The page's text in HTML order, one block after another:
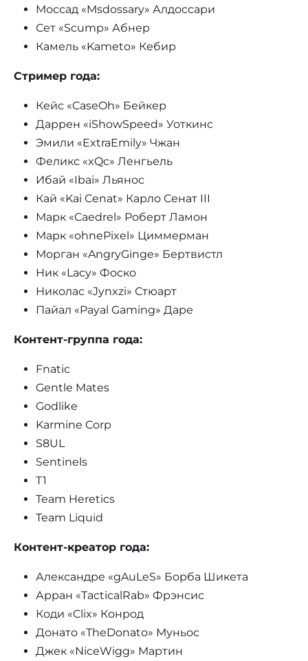
Моссад «Msdossary» Алдоссари
Сет «Scump» Абнер
Камель «Kameto» Кебир
Стример года:
Кейс «CaseOh» Бейкер
Даррен «iShowSpeed» Уоткинс
Эмили «ExtraEmily» Чжан
Феликс «xQc» Ленгьель
Ибай «Ibai» Льянос
Кай «Kai Cenat» Карло Сенат III
Марк «Caedrel» Роберт Ламон
Марк «ohnePixel» Циммерман
Морган «AngryGinge» Бертвистл
Ник «Lacy» Фоско
Николас «Jynxzi» Стюарт
Пайал «Payal Gaming» Даре
Контент-группа года:
Fnatic
Gentle Mates
Godlike
Karmine Corp
S8UL
Sentinels
T1
Team Heretics
Team Liquid
Контент-креатор года:
Александре «gAuLeS» Борба Шикета
Арран «TacticalRab» Фрэнсис
Коди «Clix» Конрод
Донато «TheDonato» Муньос
Джек «NiceWigg» Мартин